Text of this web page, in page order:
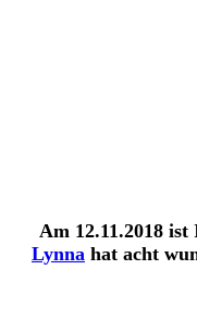
Am 12.11.2018
Lynna hat acht